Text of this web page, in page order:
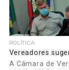
POLÍTICA
Vereadores
A Câmara de